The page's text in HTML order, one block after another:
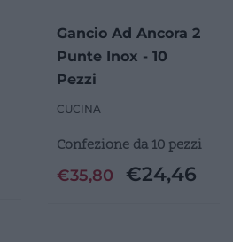
Gancio Ad Ancora 2
Punte Inox - 10
Pezzi
CUCINA
Confezione da 10 pezzi
€35,80 €24,46